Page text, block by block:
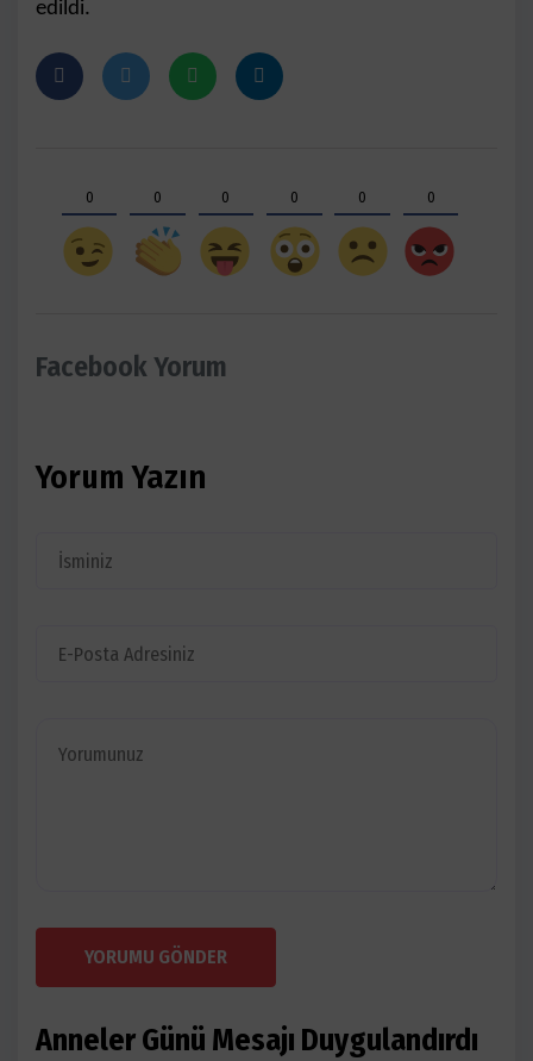
edildi.
0 0 0 0 0 0
Facebook Yorum
Yorum Yazın
YORUMU GÖNDER
Anneler Günü Mesajı Duygulandırdı